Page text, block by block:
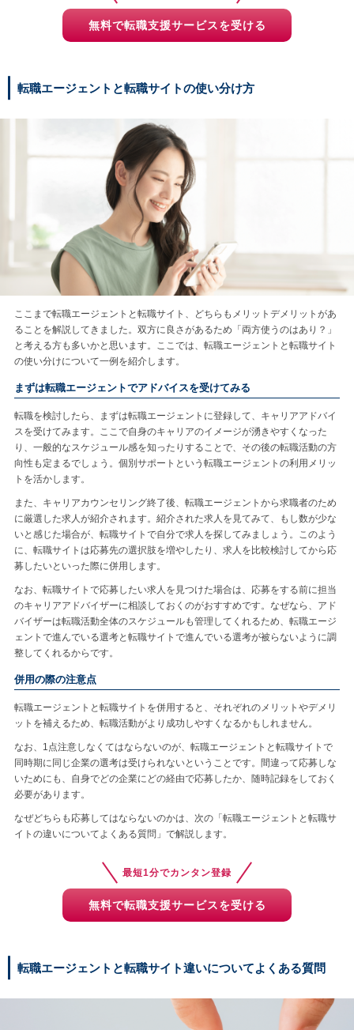
無料で転職支援サービスを受ける
転職エージェントと転職サイトの使い分け方
ここまで転職エージェントと転職サイト、どちらもメリットデメリットがあ
ることを解説してきました。双方に良さがあるため「両方使うのはあり？」
と考える方も多いかと思います。ここでは、転職エージェントと転職サイト
の使い分けについて一例を紹介します。
まずは転職エージェントでアドバイスを受けてみる
転職を検討したら、まずは転職エージェントに登録して、キャリアアドバイ
スを受けてみます。ここで自身のキャリアのイメージが湧きやすくなった
り、一般的なスケジュール感を知ったりすることで、その後の転職活動の方
向性も定まるでしょう。個別サポートという転職エージェントの利用メリッ
トを活かします。
また、キャリアカウンセリング終了後、転職エージェントから求職者のため
に厳選した求人が紹介されます。紹介された求人を見てみて、もし数が少な
いと感じた場合が、転職サイトで自分で求人を探してみましょう。このよう
に、転職サイトは応募先の選択肢を増やしたり、求人を比較検討してから応
募したいといった際に併用します。
なお、転職サイトで応募したい求人を見つけた場合は、応募をする前に担当
のキャリアアドバイザーに相談しておくのがおすすめです。なぜなら、アド
バイザーは転職活動全体のスケジュールも管理してくれるため、転職エージ
ェントで進んでいる選考と転職サイトで進んでいる選考が被らないように調
整してくれるからです。
併用の際の注意点
転職エージェントと転職サイトを併用すると、それぞれのメリットやデメリ
ットを補えるため、転職活動がより成功しやすくなるかもしれません。
なお、1点注意しなくてはならないのが、転職エージェントと転職サイトで
同時期に同じ企業の選考は受けられないということです。間違って応募しな
いためにも、自身でどの企業にどの経由で応募したか、随時記録をしておく
必要があります。
なぜどちらも応募してはならないのかは、次の「転職エージェントと転職サ
イトの違いについてよくある質問」で解説します。
最短1分でカンタン登録
無料で転職支援サービスを受ける
転職エージェントと転職サイト違いについてよくある質問